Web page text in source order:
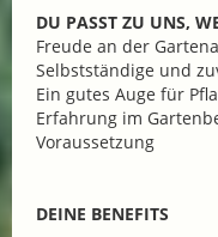
DU PASST ZU UNS,
Freude an der
Selbstständige und
Ein gutes Auge für
Erfahrung im
Voraussetzung
DEINE BENEFITS